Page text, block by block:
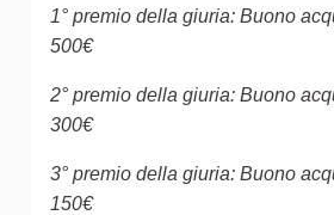
1° premio della giuria: Buono
500€
2° premio della giuria: Buono
300€
3° premio della giuria: Buono
150€